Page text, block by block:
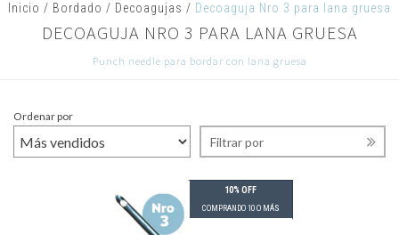
Inicio / Bordado / Decoagujas / Decoaguja Nro 3 para lana gruesa
DECOAGUJA NRO 3 PARA LANA GRUESA
Punch needle para bordar con lana gruesa
Ordenar por
Filtrar por
10% OFF
COMPRANDO 10 O MÁS